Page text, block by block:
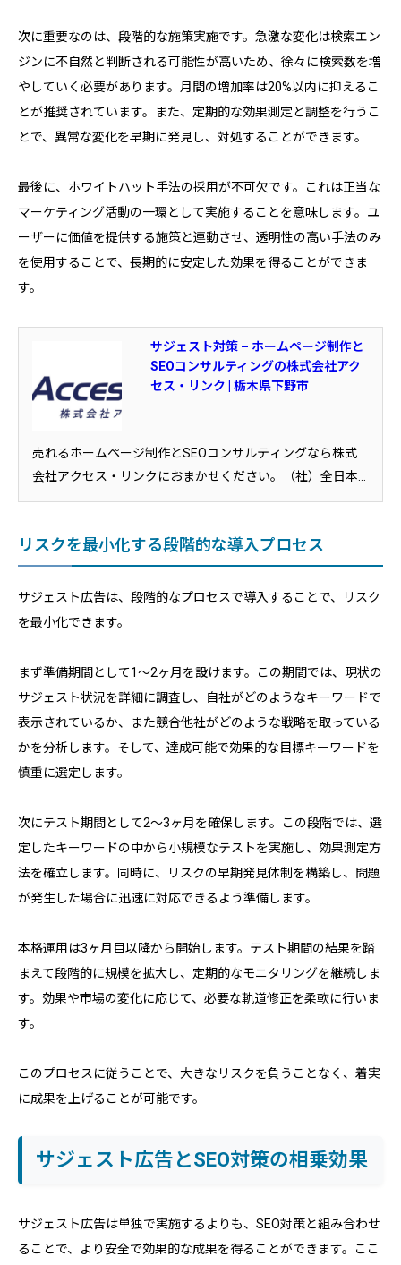
次に重要なのは、段階的な施策実施です。急激な変化は検索エン
ジンに不自然と判断される可能性が高いため、徐々に検索数を増
やしていく必要があります。月間の増加率は20%以内に抑えるこ
とが推奨されています。また、定期的な効果測定と調整を行うこ
とで、異常な変化を早期に発見し、対処することができます。
最後に、ホワイトハット手法の採用が不可欠です。これは正当な
マーケティング活動の一環として実施することを意味します。ユ
ーザーに価値を提供する施策と連動させ、透明性の高い手法のみ
を使用することで、長期的に安定した効果を得ることができま
す。
サジェスト対策 – ホームページ制作と
SEOコンサルティングの株式会社アク
セス・リンク | 栃木県下野市
売れるホームページ制作とSEOコンサルティングなら株式
会社アクセス・リンクにおまかせください。（社）全日本
SEO協会の認定SEOコンサルタントの代表が、あなたのサイ
の地域でもご対応させていただきます。
リスクを最小化する段階的な導入プロセス
サジェスト広告は、段階的なプロセスで導入することで、リスク
を最小化できます。
まず準備期間として1〜2ヶ月を設けます。この期間では、現状の
サジェスト状況を詳細に調査し、自社がどのようなキーワードで
表示されているか、また競合他社がどのような戦略を取っている
かを分析します。そして、達成可能で効果的な目標キーワードを
慎重に選定します。
次にテスト期間として2〜3ヶ月を確保します。この段階では、選
定したキーワードの中から小規模なテストを実施し、効果測定方
法を確立します。同時に、リスクの早期発見体制を構築し、問題
が発生した場合に迅速に対応できるよう準備します。
本格運用は3ヶ月目以降から開始します。テスト期間の結果を踏
まえて段階的に規模を拡大し、定期的なモニタリングを継続しま
す。効果や市場の変化に応じて、必要な軌道修正を柔軟に行いま
す。
このプロセスに従うことで、大きなリスクを負うことなく、着実
に成果を上げることが可能です。
サジェスト広告とSEO対策の相乗効果
サジェスト広告は単独で実施するよりも、SEO対策と組み合わせ
ることで、より安全で効果的な成果を得ることができます。ここ